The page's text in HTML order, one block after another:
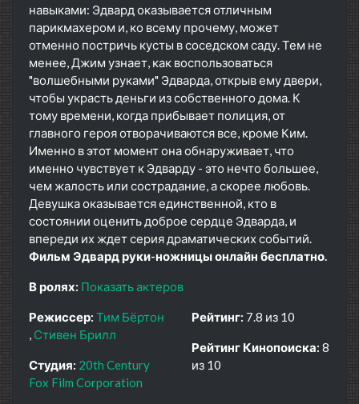
навыками: Эдвард оказывается отличным
парикмахером и, ко всему прочему, может
отменно постричь кусты в соседском саду. Тем не
менее, Джим узнает, как воспользоваться
"волшебными руками" Эдварда, открыв ему двери,
чтобы украсть деньги из собственного дома. К
тому времени, когда прибывает полиция, от
главного героя отворачиваются все, кроме Ким.
Именно в этот момент она обнаруживает, что
именно чувствует к Эдварду - это нечто большее,
чем жалость или сострадание, а скорее любовь.
Девушка оказывается единственной, кто в
состоянии оценить доброе сердце Эдварда, и
впереди их ждет серия драматических событий.
Фильм Эдвард руки-ножницы онлайн бесплатно.
В ролях: Показать актеров
Режиссер: Тим Бёртон
Стивен Брилл
Студия: 20th Century
Fox Film Corporation
Рейтинг: 7.8 из 10
Рейтинг Кинопоиска: 8
из 10